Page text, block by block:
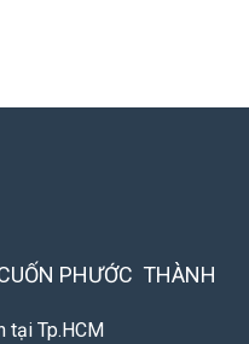
PHƯỚC THÀNH
tại Tp.HCM